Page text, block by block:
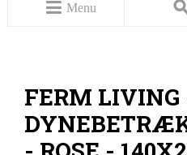
Menu
FERM LIVING